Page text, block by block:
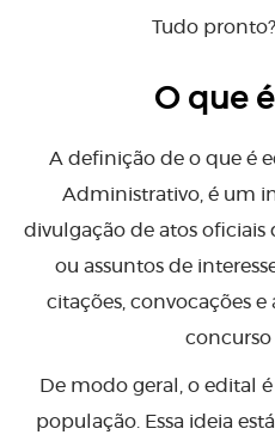
Tudo
O que
A definição de o que é
Administrativo, é um
divulgação de atos
ou assuntos de
citações, convocações
concurso
De modo geral, o edital
população. Essa ideia